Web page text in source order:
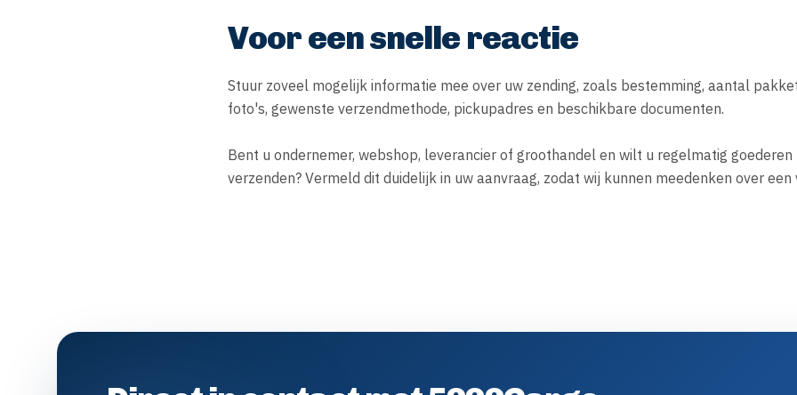
Voor een snelle reactie
Stuur zoveel mogelijk informatie mee over uw zending, zoals bestemming, aantal
foto's, gewenste verzendmethode, pickupadres en beschikbare documenten.
Bent u ondernemer, webshop, leverancier of groothandel en wilt u regelmatig goederen
verzenden? Vermeld dit duidelijk in uw aanvraag, zodat wij kunnen meedenken over